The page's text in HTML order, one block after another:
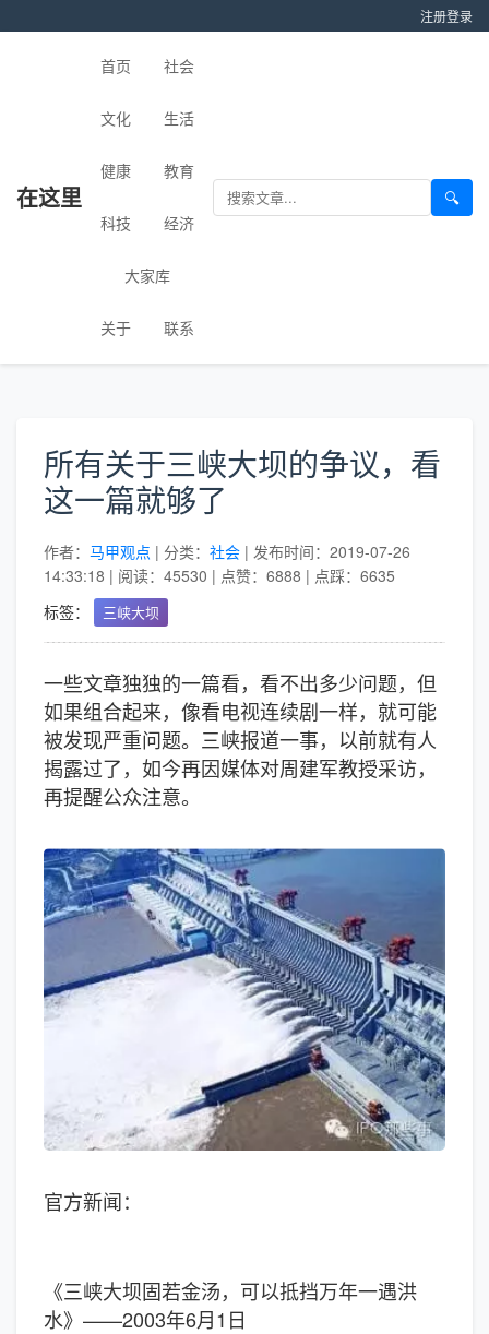
注册登录
在这里
首页 社会
文化 生活
健康 教育
科技 经济
大家库
关于 联系
🔍
所有关于三峡大坝的争议，看
这一篇就够了
作者： 马甲观点 | 分类： 社会 | 发布时间：2019-07-26
14:33:18 | 阅读：45530 | 点赞：6888 | 点踩：6635
标签：
三峡大坝
一些文章独独的一篇看，看不出多少问题，但
如果组合起来，像看电视连续剧一样，就可能
被发现严重问题。三峡报道一事，以前就有人
揭露过了，如今再因媒体对周建军教授采访，
再提醒公众注意。
官方新闻：
《三峡大坝固若金汤，可以抵挡万年一遇洪
水》——2003年6月1日